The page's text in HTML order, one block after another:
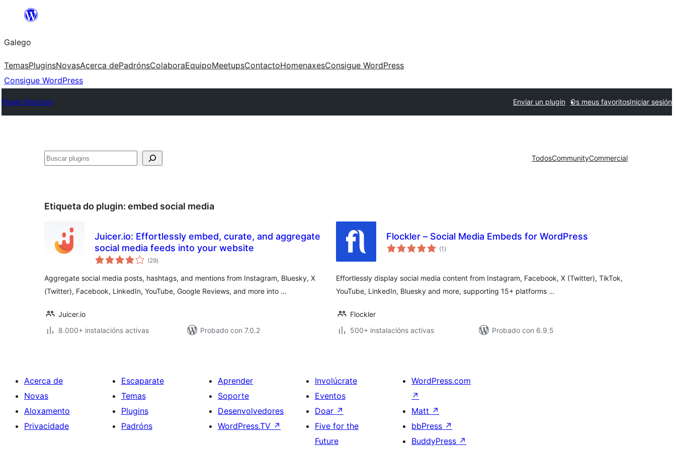
Saltar
contido
Galego
TemasPluginsNovasAcerca dePadrónsColaboraEquipoMeetupsContactoHomenaxesConsigue WordPress
Consigue WordPress
Plugin Directory Enviar un plugin Os meus favoritosIniciar sesión
Buscar TodosCommunityCommercial
Etiqueta do plugin: embed social media
Juicer.io: Effortlessly embed, curate, and aggregate
social media feeds into your website
(29valoracións
totais
)
Aggregate social media posts, hashtags, and mentions from Instagram, Bluesky, X
(Twitter), Facebook, LinkedIn, YouTube, Google Reviews, and more into …
Juicer.io
8.000+ instalacións activas
Probado con 7.0.2
Flockler – Social Media Embeds for WordPress
(1 valoracións
totais
)
Effortlessly display social media content from Instagram, Facebook, X (Twitter), TikTok,
YouTube, LinkedIn, Bluesky and more, supporting 15+ platforms …
Flockler
500+ instalacións activas
Probado con 6.9.5
Acerca de
Novas
Aloxamento
Privacidade
Escaparate
Temas
Plugins
Padróns
Aprender
Soporte
Desenvolvedores
WordPress.TV ↗
Involúcrate
Eventos
Doar ↗
Five for the
Future
WordPress.com
↗
Matt ↗
bbPress ↗
BuddyPress ↗